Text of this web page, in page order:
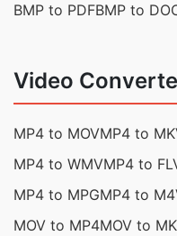
BMP to PDFBMP to
Video
MP4 to MOVMP4 to
MP4 to WMVMP4 to
MP4 to MPGMP4 to
MOV to MP4MOV to